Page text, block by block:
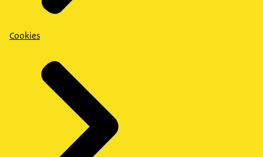
Cookies